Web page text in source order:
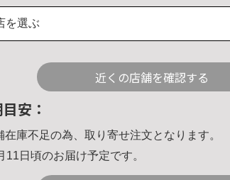
を選ぶ
近くの店舗を確認する
安：
在庫不足の為、取り寄せ注文となります。
11日頃のお届け予定です。